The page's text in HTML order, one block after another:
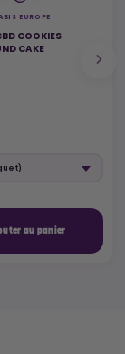
EUROPE
COOKIES
CAKE
au panier